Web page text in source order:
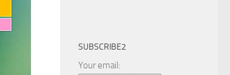
SUBSCRIBE2
Your email: